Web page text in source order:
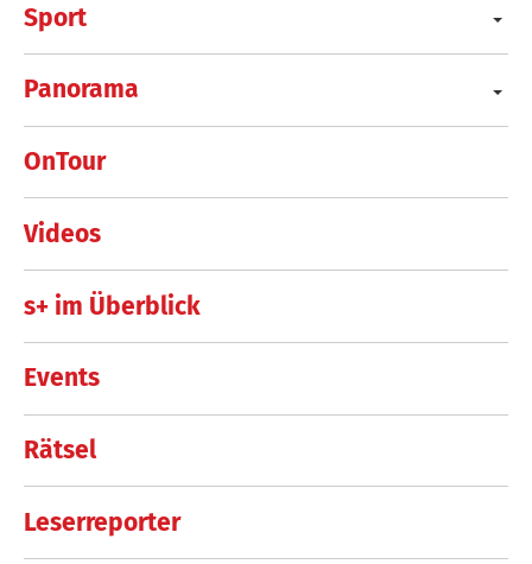
Sport
Panorama
OnTour
Videos
s+ im Überblick
Events
Rätsel
Leserreporter